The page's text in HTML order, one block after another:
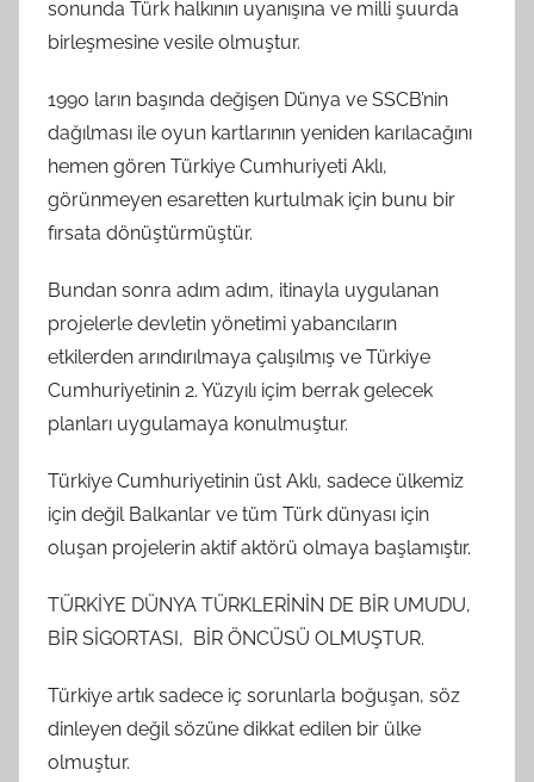
sonunda Türk halkının uyanışına ve milli şuurda
birleşmesine vesile olmuştur.
1990 ların başında değişen Dünya ve SSCB’nin
dağılması ile oyun kartlarının yeniden karılacağını
hemen gören Türkiye Cumhuriyeti Aklı,
görünmeyen esaretten kurtulmak için bunu bir
fırsata dönüştürmüştür.
Bundan sonra adım adım, itinayla uygulanan
projelerle devletin yönetimi yabancıların
etkilerden arındırılmaya çalışılmış ve Türkiye
Cumhuriyetinin 2. Yüzyılı içim berrak gelecek
planları uygulamaya konulmuştur.
Türkiye Cumhuriyetinin üst Aklı, sadece ülkemiz
için değil Balkanlar ve tüm Türk dünyası için
oluşan projelerin aktif aktörü olmaya başlamıştır.
TÜRKİYE DÜNYA TÜRKLERİNİN DE BİR UMUDU,
BİR SİGORTASI, BİR ÖNCÜSÜ OLMUŞTUR.
Türkiye artık sadece iç sorunlarla boğuşan, söz
dinleyen değil sözüne dikkat edilen bir ülke
olmuştur.